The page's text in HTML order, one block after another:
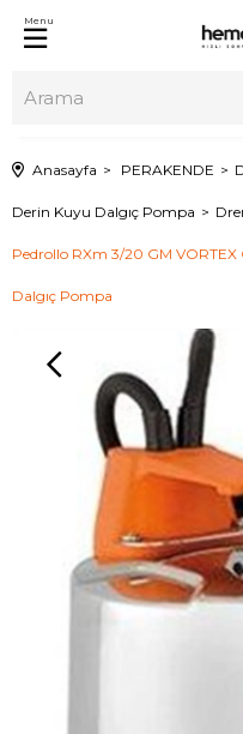
Menu
Anasayfa PERAKENDE
Derin Kuyu Dalgıç Pompa
Pedrollo RXm 3/20 GM
Dalgıç Pompa